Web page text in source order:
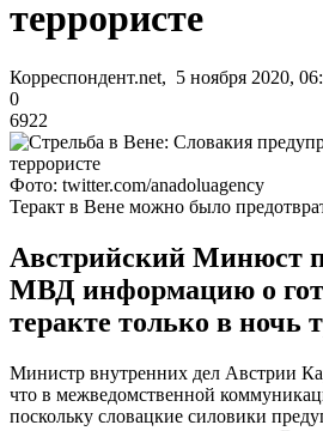
террористе
Корреспондент.net, 5 ноября 2020,
0
6922
Фото: twitter.com/anadoluagency
Теракт в Вене можно было
Австрийский Минюст
МВД информацию о
теракте только в ночь
Министр внутренних дел Австрии
что в межведомственной
поскольку словацкие силовики